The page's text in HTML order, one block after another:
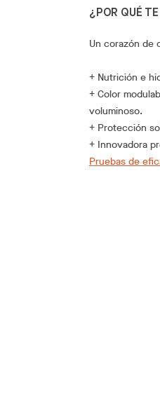
¿POR QUÉ
Un corazón de
+ Nutrición e
+ Color
voluminoso.
+ Protección
+ Innovadora
Pruebas de